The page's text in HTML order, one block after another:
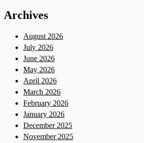
Archives
August 2026
July 2026
June 2026
May 2026
April 2026
March 2026
February 2026
January 2026
December 2025
November 2025